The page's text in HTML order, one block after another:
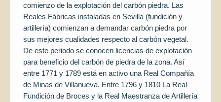
comienzo de la explotación del carbón piedra. Las
Reales Fábricas instaladas en Sevilla (fundición y
artillería) comienzan a demandar carbón piedra por
sus mejores cualidades respecto al carbón vegetal.
De este periodo se conocen licencias de explotación
para beneficio del carbón de piedra de la zona. Así
entre 1771 y 1789 está en activo una Real Compañía
de Minas de Villanueva. Entre 1796 y 1810 La Real
Fundición de Broces y la Real Maestranza de Artillería